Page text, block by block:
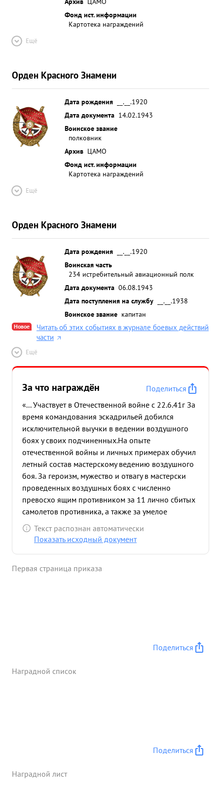
Фонд ист. информации
Картотека награждений
Ещё
Орден Красного Знамени
Дата рождения
__.__.1920
Дата документа 14.02.1943
Воинское звание
полковник
Архив ЦАМО
Фонд ист. информации
Картотека награждений
Ещё
Орден Красного Знамени
Дата рождения
__.__.1920
Воинская часть
234 истребительный авиационный полк
Дата документа 06.08.1943
Дата поступления на службу
__.__.1938
Воинское звание капитан
Новое
Читать об этих событиях в журнале боевых действий
части
Ещё
За что награждён
Поделиться
«... Участвует в Отечественной войне с 22.6.41г За
время командования эскадрильей добился
исключительной выучки в ведении воздушного
боях у своих подчиненных.На опыте
отечественной войны и личных примерах обучил
летный состав мастерскому ведению воздушного
боя. За героизм, мужество и отвагу в мастерски
проведенных воздушных боях с численно
превосхо ящим противником за 11 лично сбитых
самолетов противника, а также за умелое
воспитание подчиненных представлен к
правительственной награде с присвоением
сводный полка 10 РАК. действующий в составе 8
Текст распознан автоматически
Показать исходный документ
Первая страница приказа
Поделиться
Наградной список
Поделиться
Наградной лист